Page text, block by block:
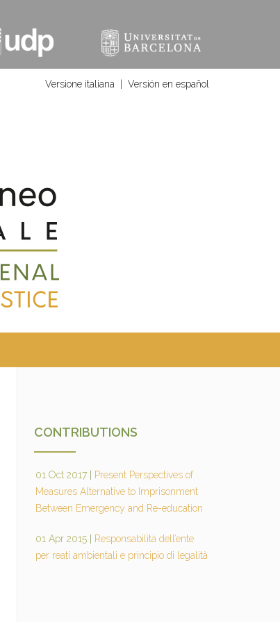
Versione italiana Versión en español
CONTRIBUTIONS
01 Oct 2017
Present Perspectives of
Measures Alternative to Imprisonment
Between Emergency and Re-education
01 Apr 2015
Responsabilità dell’ente
per reati ambientali e principio di legalità